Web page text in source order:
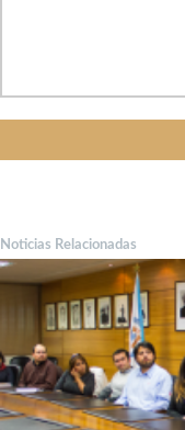
Noticias Relacionadas